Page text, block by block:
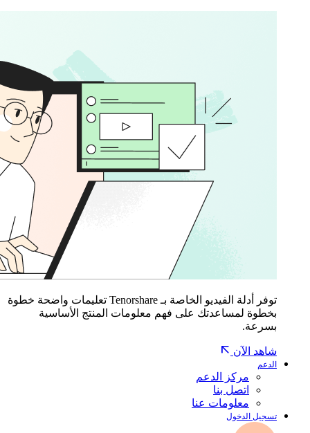
توفر أدلة الفيديو الخاصة بـ Tenorshare تعليمات واضحة خطوة
بخطوة لمساعدتك على فهم معلومات المنتج الأساسية
بسرعة.
شاهد الآن
الدعم
مركز الدعم
اتصل بنا
معلومات عنا
تسجيل الدخول